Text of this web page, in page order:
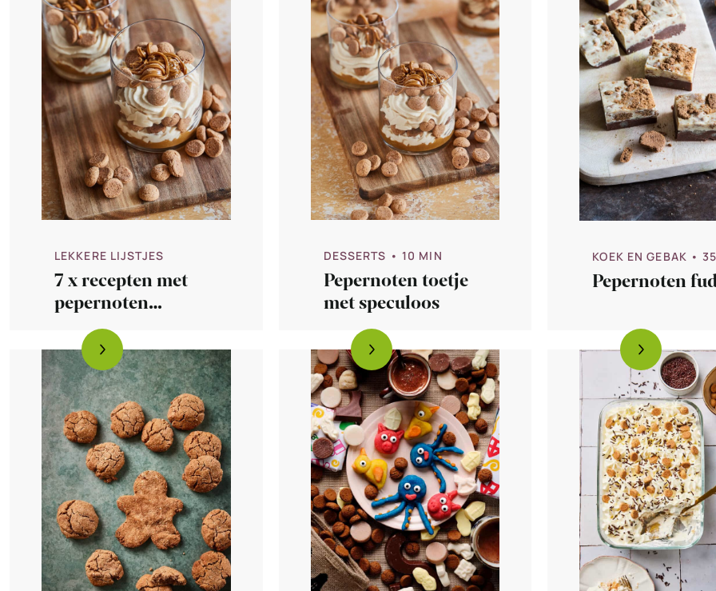
LEKKERE LIJSTJES
7 x recepten met
pepernoten
(kruidnoten)
DESSERTS • 10 MIN
Pepernoten toetje
met speculoos
KOEK EN GEBAK •
Pepernoten